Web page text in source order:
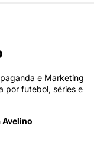
e Marketing
por futebol, séries e
Avelino